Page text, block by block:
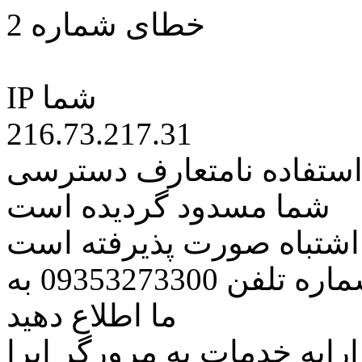
خطای شماره 2
IP شما
216.73.217.31
نامتعارف دسترسی
شما مسدود گردیده است
اشتباه صورت پذیرفته است
مراتب این مسئله را از طریق شماره تلفن 09353273300 به
ما اطلاع دهید
خدمات به مرورگر اپرا